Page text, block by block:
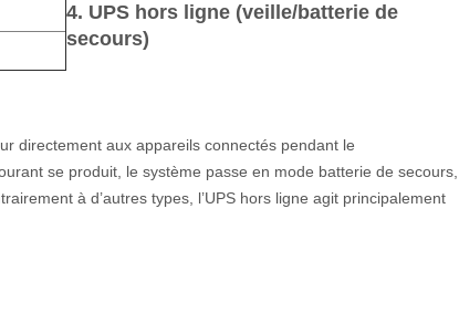
4. UPS hors ligne (veille/batterie de
secours)
directement aux appareils connectés pendant le
se produit, le système passe en mode batterie de secours,
à d’autres types, l’UPS hors ligne agit principalement